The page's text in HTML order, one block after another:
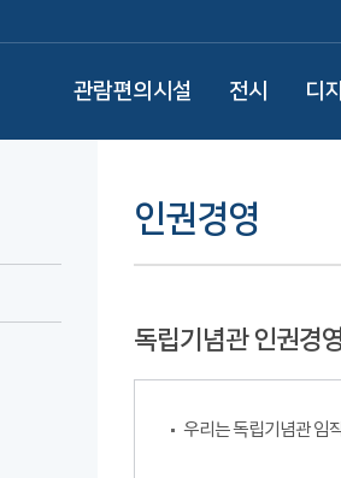
관람편의시설 전시 디
인권경영
독립기념관 인권경
우리는 독립기념관 임